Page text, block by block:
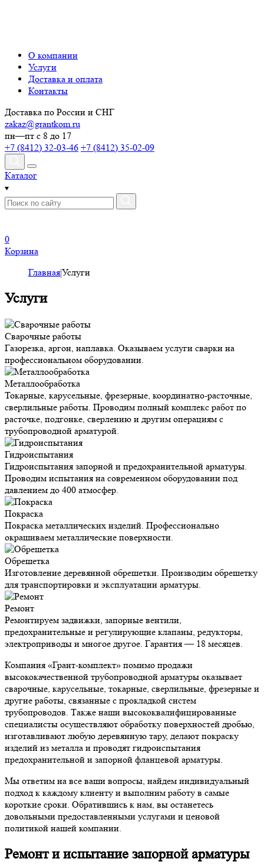
О компании
Услуги
Доставка и оплата
Контакты
Доставка по России и СНГ
zakaz@grantkom.ru
пн—пт с 8 до 17
+7 (8412) 32-03-46 +7 (8412) 35-02-09
Каталог
0
Корзина
Главная|Услуги
Услуги
Сварочные работы
Газорезка, аргон, наплавка. Оказываем услуги сварки на
профессиональном оборудовании.
Металлообработка
Токарные, карусельные, фрезерные, координатно-расточные,
сверлильные работы. Проводим полный комплекс работ по
расточке, подгонке, сверлению и другим операциям с
трубопроводной арматурой.
Гидроиспытания
Гидроиспытания запорной и предохранительной арматуры.
Проводим испытания на современном оборудовании под
давлением до 400 атмосфер.
Покраска
Покраска металлических изделий. Профессионально
окрашиваем металлические поверхности.
Обрешетка
Изготовление деревянной обрешетки. Производим обрешетку
для транспортировки и эксплуатации арматуры.
Ремонт
Ремонтируем задвижки, запорные вентили,
предохранительные и регулирующие клапаны, редукторы,
электроприводы и многое другое. Гарантия — 18 месяцев.
Компания «Грант-комплект» помимо продажи
высококачественной трубопроводной арматуры оказывает
сварочные, карусельные, токарные, сверлильные, фрезерные и
другие работы, связанные с прокладкой систем
трубопроводов. Также наши высококвалифицированные
специалисты осуществляют обработку поверхностей дробью,
изготавливают любую деревянную тару, делают покраску
изделий из металла и проводят гидроиспытания
предохранительной и запорной фланцевой арматуры.
Мы ответим на все ваши вопросы, найдем индивидуальный
подход к каждому клиенту и выполним работу в самые
короткие сроки. Обратившись к нам, вы останетесь
довольными предоставленными услугами и ценовой
политикой нашей компании.
Ремонт и испытание запорной арматуры